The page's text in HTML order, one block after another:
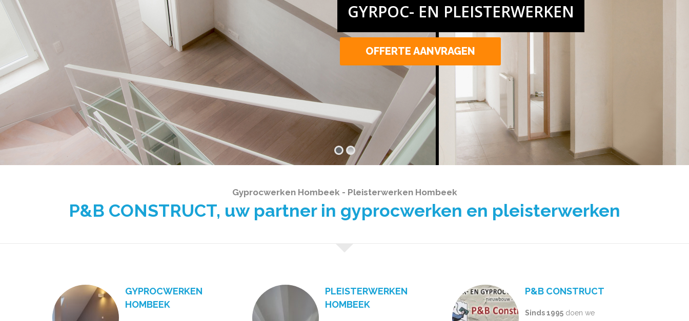
GYRPOC- EN PLEISTERWERKEN
OFFERTE AANVRAGEN
Gyprocwerken Hombeek - Pleisterwerken Hombeek
P&B CONSTRUCT, uw partner in gyprocwerken en pleisterwerken
GYPROCWERKEN
HOMBEEK
PLEISTERWERKEN
HOMBEEK
P&B CONSTRUCT
Sinds 1995 doen we